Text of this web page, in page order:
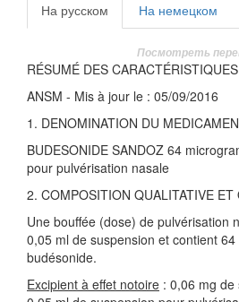
На русском На немецком
Посмотреть
RÉSUMÉ DES
ANSM - Mis à jour le : 05/09/2016
1. DENOMINATION DU
BUDESONIDE SANDOZ 64
pour pulvérisation nasale
2. COMPOSITION QUALITATIVE ET
Une bouffée (dose) de pulvérisation
0,05 ml de suspension et contient
budésonide.
Excipient à effet notoire : 0,06 mg